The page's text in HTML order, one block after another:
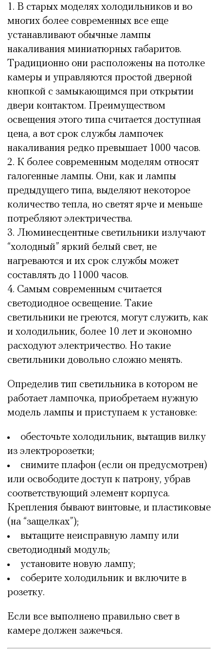
В старых моделях холодильников и во
многих более современных все еще
устанавливают обычные лампы
накаливания миниатюрных габаритов.
Традиционно они расположены на потолке
камеры и управляются простой дверной
кнопкой с замыкающимся при открытии
двери контактом. Преимуществом
освещения этого типа считается доступная
цена, а вот срок службы лампочек
накаливания редко превышает 1000 часов.
К более современным моделям относят
галогенные лампы. Они, как и лампы
предыдущего типа, выделяют некоторое
количество тепла, но светят ярче и меньше
потребляют электричества.
Люминесцентные светильники излучают
“холодный” яркий белый свет, не
нагреваются и их срок службы может
составлять до 11000 часов.
Самым современным считается
светодиодное освещение. Такие
светильники не греются, могут служить, как
и холодильник, более 10 лет и экономно
расходуют электричество. Но такие
светильники довольно сложно менять.
Определив тип светильника в котором не
работает лампочка, приобретаем нужную
модель лампы и приступаем к установке:
обесточьте холодильник, вытащив вилку
из электророзетки;
снимите плафон (если он предусмотрен)
или освободите доступ к патрону, убрав
соответствующий элемент корпуса.
Крепления бывают винтовые, и пластиковые
(на “защелках”);
вытащите неисправную лампу или
светодиодный модуль;
установите новую лампу;
соберите холодильник и включите в
розетку.
Если все выполнено правильно свет в
камере должен зажечься.